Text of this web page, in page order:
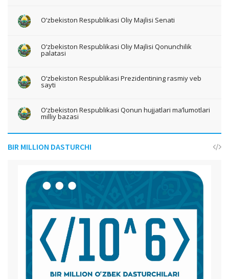
O‘zbekiston Respublikasi Oliy Majlisi Senati
O‘zbekiston Respublikasi Oliy Majlisi Qonunchilik
palatasi
O‘zbekiston Respublikasi Prezidentining rasmiy veb
sayti
O‘zbekiston Respublikasi Qonun hujjatlari ma’lumotlari
milliy bazasi
BIR MILLION DASTURCHI